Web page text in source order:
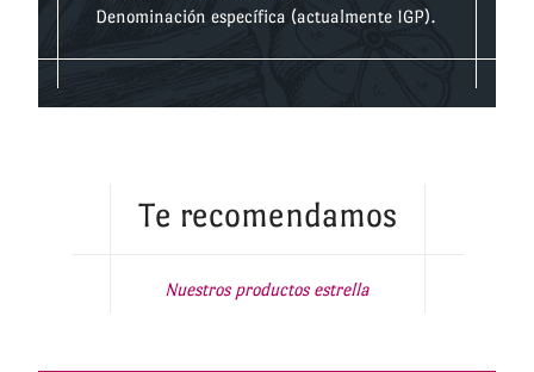
Denominación específica (actualmente IGP).
Te recomendamos
Nuestros productos estrella